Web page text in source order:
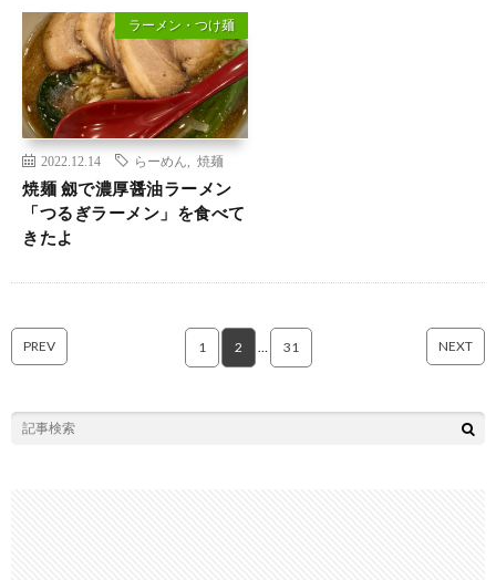
ラーメン・つけ麺
2022.12.14 らーめん 焼麺
焼麺 劔で濃厚醤油ラーメン
「つるぎラーメン」を食べて
きたよ
PREV 1 2 31 NEXT